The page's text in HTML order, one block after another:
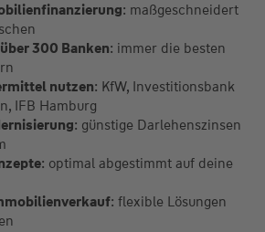
: maßgeschneidert
300 Banken: immer die besten
nutzen: KfW, Investitionsbank
IFB Hamburg
: günstige Darlehenszinsen
: optimal abgestimmt auf deine
: flexible Lösungen